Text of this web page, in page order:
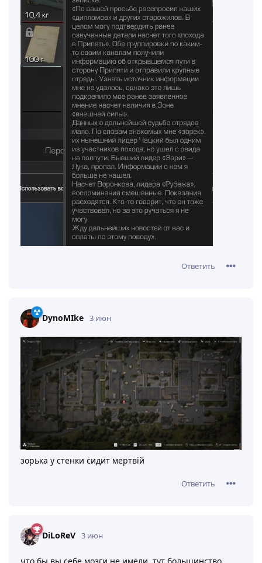
Ответить
DynoMIke 3 июн
зорька у стенки сидит мертвiй
Ответить
DiLoReV 3 июн